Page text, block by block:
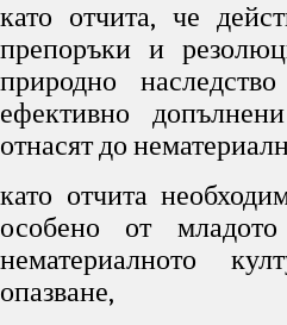
като отчита, че
препоръки и
природно
ефективно
отнасят до
като отчита
особено от
нематериалното
опазване,